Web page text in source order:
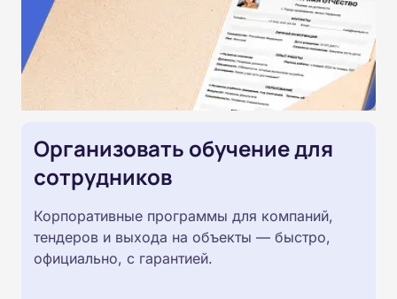
Организовать обучение для
сотрудников
Корпоративные программы для компаний,
тендеров и выхода на объекты — быстро,
официально, с гарантией.